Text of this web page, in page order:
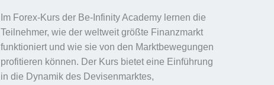
Im Forex-Kurs der Be-Infinity Academy lernen die
Teilnehmer, wie der weltweit größte Finanzmarkt
funktioniert und wie sie von den Marktbewegungen
profitieren können. Der Kurs bietet eine Einführung
in die Dynamik des Devisenmarktes,